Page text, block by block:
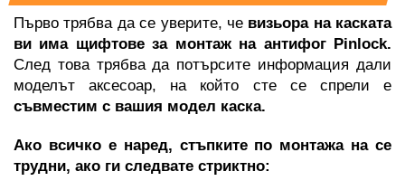
Първо трябва да се уверите, че визьора на каската
ви има щифтове за монтаж на антифог Pinlock.
След това трябва да потърсите информация дали
съвместим с вашия модел каска.
Ако всичко е наред, стъпките по монтажа на се
трудни, ако ги следвате стриктно: